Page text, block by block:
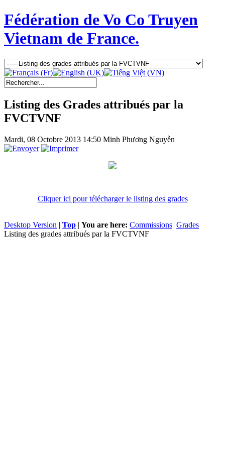
Fédération de Vo Co Truyen
Vietnam de France.
Listing des Grades attribués par la
FVCTVNF
Mardi, 08 Octobre 2013 14:50 Minh Phương Nguyễn
Cliquer ici pour télécharger le listing des grades
Desktop Version | Top | You are here: Commissions Grades
Listing des grades attribués par la FVCTVNF